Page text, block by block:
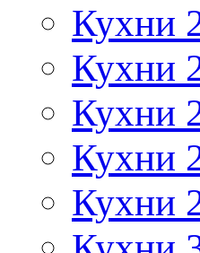
Кухни
Кухни
Кухни
Кухни
Кухни